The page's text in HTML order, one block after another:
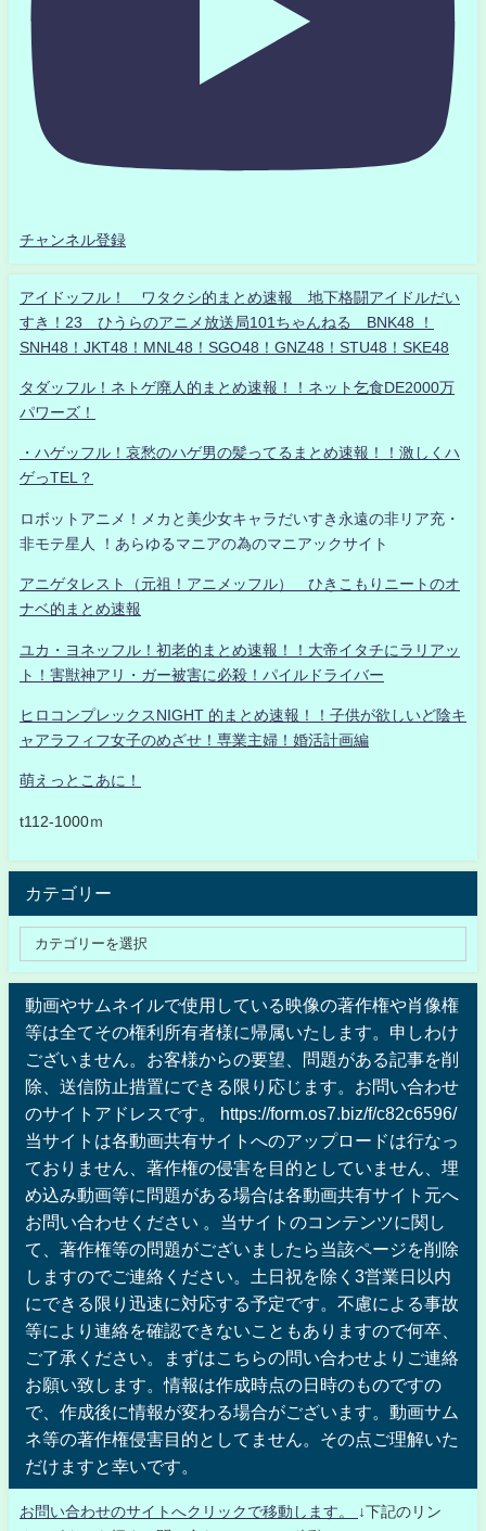
チャンネル登録
アイドッフル！ ワタクシ的まとめ速報 地下格闘アイドルだい
すき！23 ひうらのアニメ放送局101ちゃんねる BNK48 ！
SNH48！JKT48！MNL48！SGO48！GNZ48！STU48！SKE48
タダッフル！ネトゲ廃人的まとめ速報！！ネット乞食DE2000万
パワーズ！
・ハゲッフル！哀愁のハゲ男の髪ってるまとめ速報！！激しくハ
ゲっTEL？
ロボットアニメ！メカと美少女キャラだいすき永遠の非リア充・
非モテ星人 ！あらゆるマニアの為のマニアックサイト
アニゲタレスト（元祖！アニメッフル） ひきこもりニートのオ
ナベ的まとめ速報
ユカ・ヨネッフル！初老的まとめ速報！！大帝イタチにラリアッ
ト！害獣神アリ・ガー被害に必殺！パイルドライバー
ヒロコンプレックスNIGHT 的まとめ速報！！子供が欲しいど陰キ
ャアラフィフ女子のめざせ！専業主婦！婚活計画編
萌えっとこあに！
t112-1000ｍ
カテゴリー
動画やサムネイルで使用している映像の著作権や肖像権
等は全てその権利所有者様に帰属いたします。申しわけ
ございません。お客様からの要望、問題がある記事を削
除、送信防止措置にできる限り応じます。お問い合わせ
のサイトアドレスです。 https://form.os7.biz/f/c82c6596/
当サイトは各動画共有サイトへのアップロードは行なっ
ておりません、著作権の侵害を目的としていません、埋
め込み動画等に問題がある場合は各動画共有サイト元へ
お問い合わせください 。当サイトのコンテンツに関し
て、著作権等の問題がございましたら当該ページを削除
しますのでご連絡ください。土日祝を除く3営業日以内
にできる限り迅速に対応する予定です。不慮による事故
等により連絡を確認できないこともありますので何卒、
ご了承ください。まずはこちらの問い合わせよりご連絡
お願い致します。情報は作成時点の日時のものですの
で、作成後に情報が変わる場合がございます。動画サム
ネ等の著作権侵害目的としてません。その点ご理解いた
だけますと幸いです。
お問い合わせのサイトへクリックで移動します。
↓下記のリン